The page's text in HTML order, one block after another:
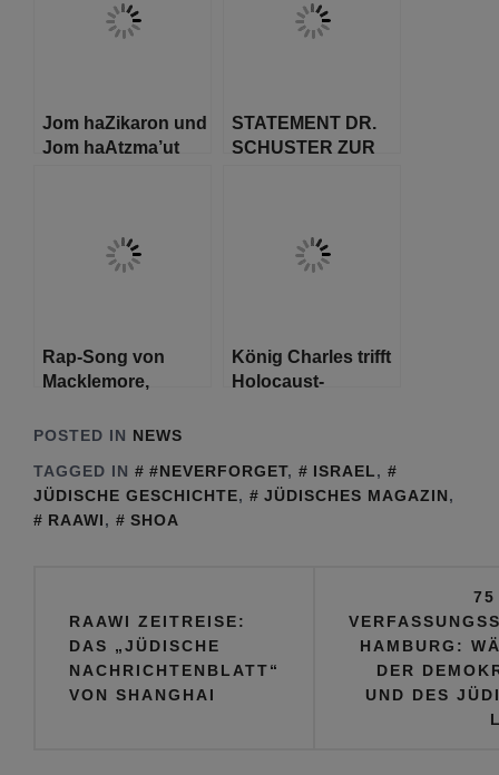
Jom haZikaron und
Jom haAtzma’ut
STATEMENT DR.
SCHUSTER ZUR
Rap-Song von
Macklemore,
palästinensische
und verurteilt Israel
König Charles trifft
Holocaust-
Auschwitz-
Besuchs
POSTED IN NEWS
TAGGED IN
#NEVERFORGET, ISRAEL,
JÜDISCHE GESCHICHTE, JÜDISCHES MAGAZIN,
RAAWI, SHOA
RAAWI ZEITREISE:
DAS „JÜDISCHE
NACHRICHTENBLATT“
VON SHANGHAI
75
HAMBURG:
DER
UND DES